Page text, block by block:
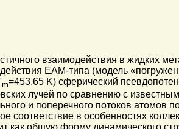
взаимодействия в жидких
ЕАМ-типа (модель
m=453.65 K) сферический
лучей по сравнению с
и поперечного потоков атомов
соответствие в особенностях